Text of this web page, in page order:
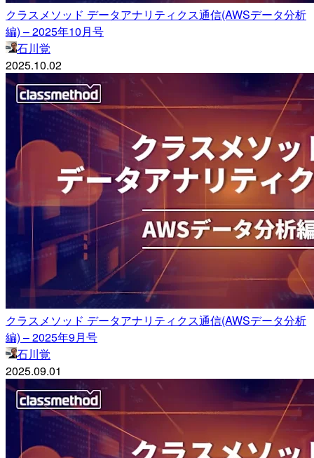
クラスメソッド データアナリティクス通信(AWSデータ分析
編) – 2025年10月号
石川覚
2025.10.02
クラスメソッド データアナリティクス通信(AWSデータ分析
編) – 2025年9月号
石川覚
2025.09.01